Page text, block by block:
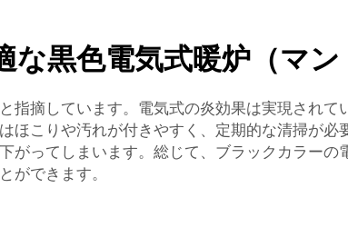
な黒色電気式暖炉（マ
指摘しています。電気式の炎効果は実現され
ほこりや汚れが付きやすく、定期的な清掃が
がってしまいます。総じて、ブラックカラー
ができます。